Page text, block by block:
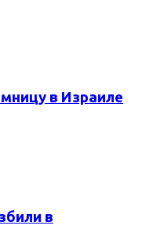
в Израиле
в